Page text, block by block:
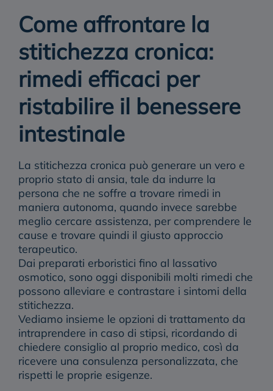
Come affrontare la
stitichezza cronica:
rimedi efficaci per
ristabilire il benessere
intestinale
La stitichezza cronica può generare un vero e
proprio stato di ansia, tale da indurre la
persona che ne soffre a trovare rimedi in
maniera autonoma, quando invece sarebbe
meglio cercare assistenza, per comprendere le
cause e trovare quindi il giusto approccio
terapeutico.
Dai preparati erboristici fino al lassativo
osmotico, sono oggi disponibili molti rimedi che
possono alleviare e contrastare i sintomi della
stitichezza.
Vediamo insieme le opzioni di trattamento da
intraprendere in caso di stipsi, ricordando di
chiedere consiglio al proprio medico, così da
ricevere una consulenza personalizzata, che
rispetti le proprie esigenze.